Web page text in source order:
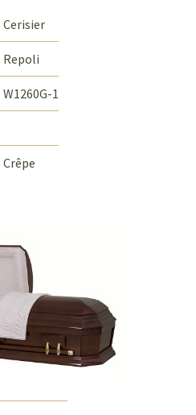
Cerisier
Repoli
W1260G-1
Crêpe